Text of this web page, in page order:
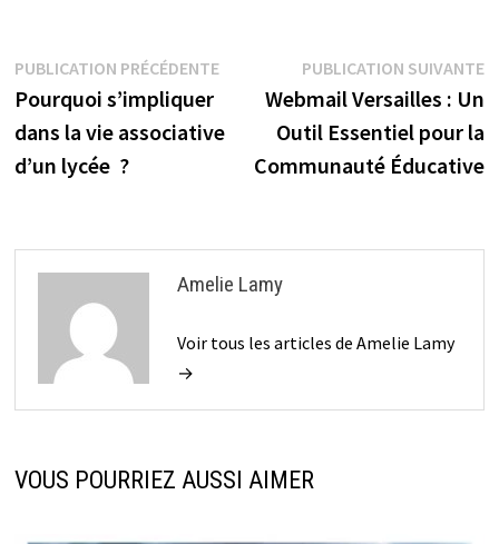
Navigation
de
l’article
PUBLICATION PRÉCÉDENTEPublication
précédente :
Pourquoi s’impliquer
dans la vie associative
d’un lycée ?
PUBLICATION SUIVANTE
Webmail Versailles : Un
Outil Essentiel pour la
Communauté Éducative
Amelie Lamy
Voir tous les articles de Amelie Lamy
→
VOUS POURRIEZ AUSSI AIMER